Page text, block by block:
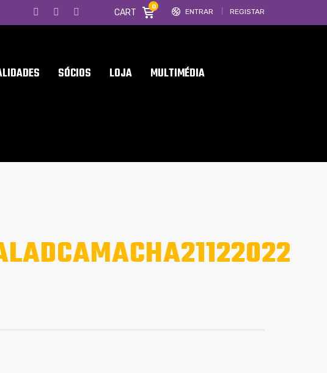
ENTRAR REGISTAR
CART
0
SÓCIOS LOJA MULTIMÉDIA